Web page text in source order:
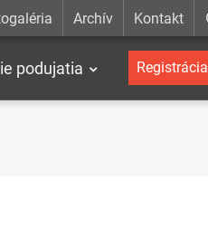
Archív Kontakt
podujatia Registrácia